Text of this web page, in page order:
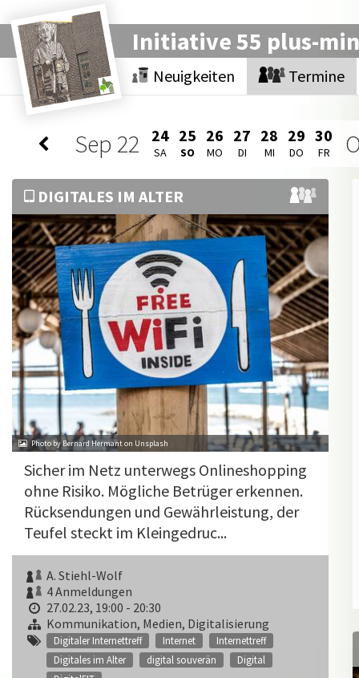
Initiative 55 plus-
Neuigkeiten Termine
Sep 22 24
SA
25
SO
26
MO
27
DI
28
MI
29
DO
30
FR
DIGITALES IM ALTER
Photo by Bernard Hermant on Unsplash
Sicher im Netz unterwegs Onlineshopping
ohne Risiko. Mögliche Betrüger erkennen.
Rücksendungen und Gewährleistung, der
Teufel steckt im Kleingedruc...
A. Stiehl-Wolf
4 Anmeldungen
27.02.23, 19:00 - 20:30
Kommunikation, Medien, Digitalisierung
Digitaler Internettreff Internet
Internettreff
Digitales im Alter
digital souverän
Digital